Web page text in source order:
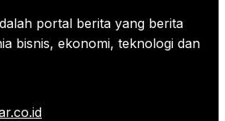
portal berita yang berita
bisnis, ekonomi, teknologi dan